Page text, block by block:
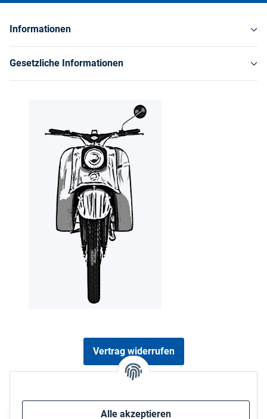
Alle akzeptieren
Informationen
Gesetzliche Informationen
Vertrag widerrufen